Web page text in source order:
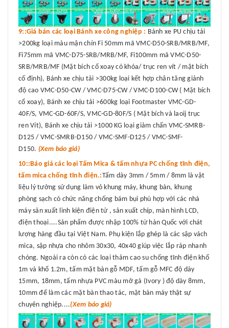
9::Giá bán các loại Bánh xe công nghiệp : Bánh xe PU chịu tải
>200kg loại màu mận chín Fi 50mm mã VMC-D50-SRB/MRB/MF,
Fi75mm mã VMC-D75-SRB/MRB/MF, Fi100mm mã VMC-D50-
SRB/MRB/MF (Mặt bích cổ xoay có khóa/ trục ren vít / mặt bích
cố định), Bánh xe chịu tải >300kg loại kết hợp chân tăng giảnh
độ cao VMC-D50-CW / VMC-D75-CW / VMC-D100-CW ( Mặt bích
cổ xoay), Bánh xe chịu tải >600kg loại Footmaster VMC-GD-
40F/S, VMC-GD-60F/S, VMC-GD-80F/S ( Mặt bích và laoij trục
ren Vít), Bánh xe chịu tải >1000 KG loại giảm chấn VMC-SMRB-
D125 / VMC-SMRB-D150 / VMC-SMF-D125 / VMC-SMF-
D150. (Xem báo giá)
10::Báo giá các loại Tấm Mica & tấm nhựa PC chống tĩnh điện,
tấm mica chống tĩnh điện.:Tấm dày 3mm / 5mm / 8mm là vật
liệu lý tưởng sử dụng làm vỏ khung máy, khung bàn, khung
phòng sạch có chức năng chống bám bụi phù hợp với các nhà
máy sản xuất linh kiện điện tử , sản xuất chíp, màn hình LCD,
điện thoại....Sản phẩm được nhập 100% từ hàn Quốc với chát
lượng hàng đầu tại Việt Nam. Phụ kiện lắp ghép là các sập vách
mica, sập nhựa cho nhôm 30x30, 40x40 giúp việc lắp ráp nhanh
chóng. Ngoài ra còn có các loại thảm cao su chống tĩnh điện khổ
1m và khổ 1.2m, tấm mặt bàn gỗ MDF, tấm gỗ MFC độ dày
15mm, 18mm, tấm nhựa PVC màu mỡ gà (Ivory ) độ dày 8mm,
10mm để làm các mặt bàn thao tác, mặt bàn máy thật sự
chuyên nghiệp....(Xem báo giá)